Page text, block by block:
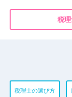
税
税理士の選び方